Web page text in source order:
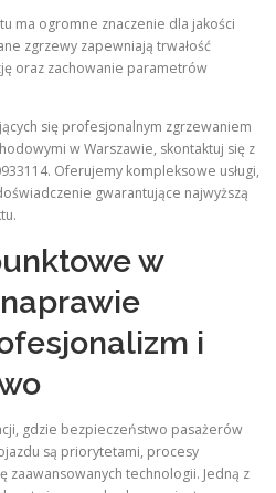
ma ogromne znaczenie dla jakości
zgrzewy zapewniają trwałość
oraz zachowanie parametrów
się profesjonalnym zgrzewaniem
w Warszawie, skontaktuj się z
Oferujemy kompleksowe usługi,
gwarantujące najwyższą
w
i
gdzie bezpieczeństwo pasażerów
są priorytetami, procesy
zaawansowanych technologii. Jedną z